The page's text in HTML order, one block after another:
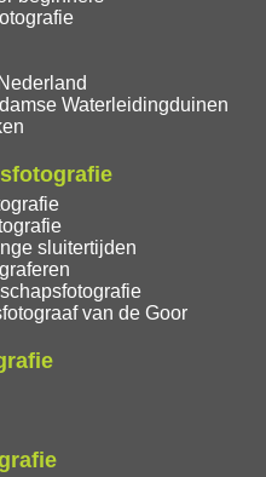
Waterleidingduinen
sluitertijden
van de Goor